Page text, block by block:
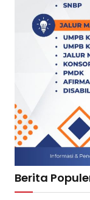
Berita